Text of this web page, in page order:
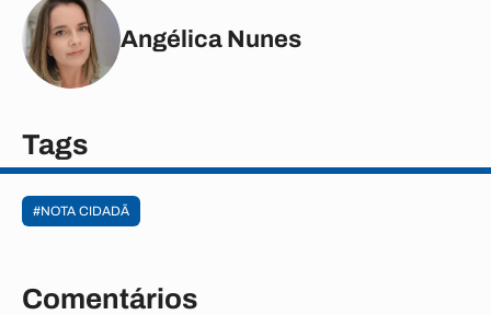
Dezembro
Angélica Nunes
Tags
#NOTA CIDADÃ
Comentários